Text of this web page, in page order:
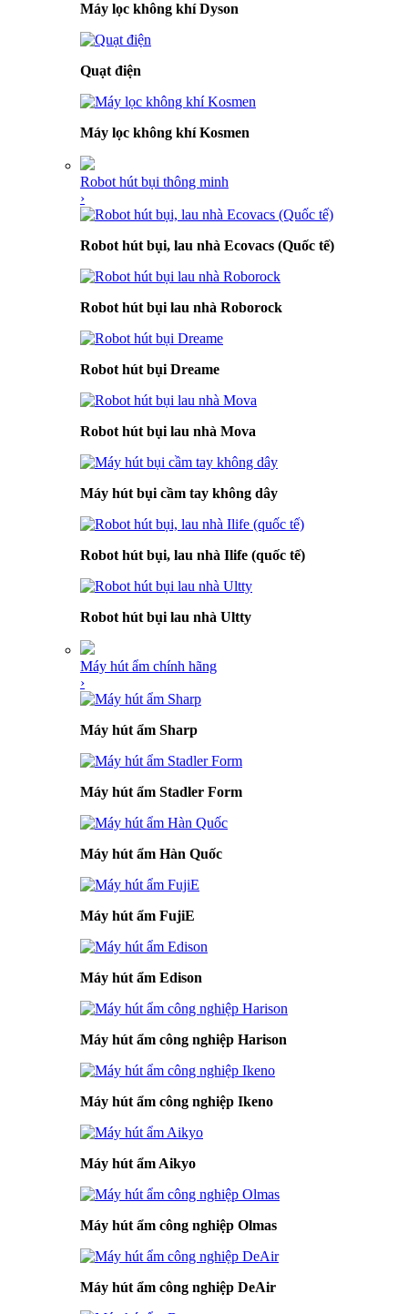
Máy lọc không khí Dyson
Quạt điện
Máy lọc không khí Kosmen
Robot hút bụi thông minh
›
Robot hút bụi, lau nhà Ecovacs (Quốc tế)
Robot hút bụi lau nhà Roborock
Robot hút bụi Dreame
Robot hút bụi lau nhà Mova
Máy hút bụi cầm tay không dây
Robot hút bụi, lau nhà Ilife (quốc tế)
Robot hút bụi lau nhà Ultty
Máy hút ẩm chính hãng
›
Máy hút ẩm Sharp
Máy hút ẩm Stadler Form
Máy hút ẩm Hàn Quốc
Máy hút ẩm FujiE
Máy hút ẩm Edison
Máy hút ẩm công nghiệp Harison
Máy hút ẩm công nghiệp Ikeno
Máy hút ẩm Aikyo
Máy hút ẩm công nghiệp Olmas
Máy hút ẩm công nghiệp DeAir